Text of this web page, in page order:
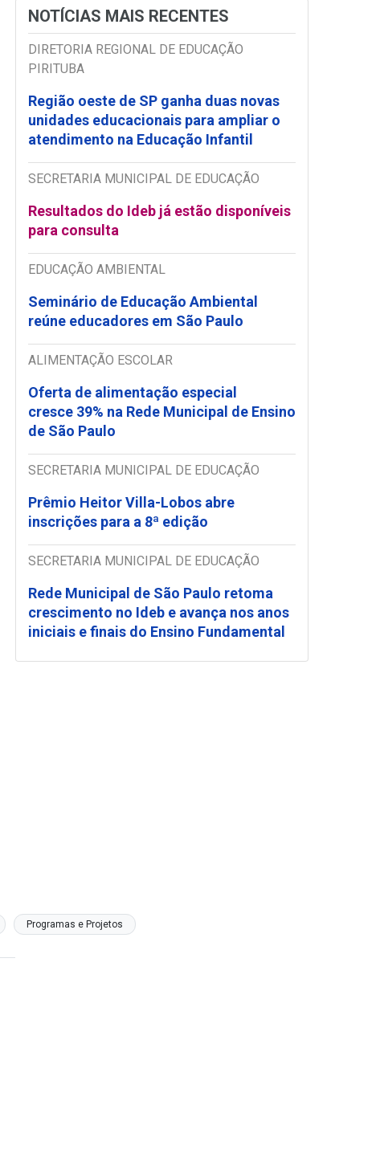
Programas e Projetos
NOTÍCIAS MAIS RECENTES
DIRETORIA REGIONAL DE EDUCAÇÃO
PIRITUBA
Região oeste de SP ganha duas novas
unidades educacionais para ampliar o
atendimento na Educação Infantil
SECRETARIA MUNICIPAL DE EDUCAÇÃO
Resultados do Ideb já estão disponíveis
para consulta
EDUCAÇÃO AMBIENTAL
Seminário de Educação Ambiental
reúne educadores em São Paulo
ALIMENTAÇÃO ESCOLAR
Oferta de alimentação especial
cresce 39% na Rede Municipal de Ensino
de São Paulo
SECRETARIA MUNICIPAL DE EDUCAÇÃO
Prêmio Heitor Villa-Lobos abre
inscrições para a 8ª edição
SECRETARIA MUNICIPAL DE EDUCAÇÃO
Rede Municipal de São Paulo retoma
crescimento no Ideb e avança nos anos
iniciais e finais do Ensino Fundamental